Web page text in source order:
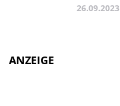
26.09.2023
ANZEIGE